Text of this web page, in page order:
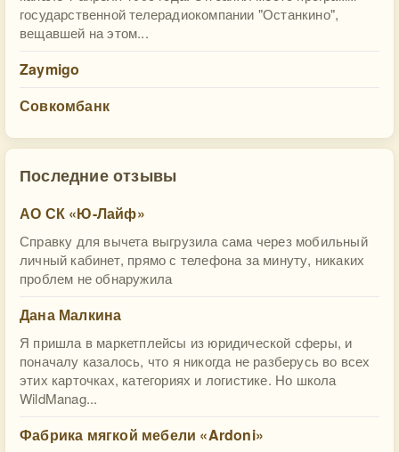
государственной телерадиокомпании "Останкино",
вещавшей на этом...
Zaymigo
Совкомбанк
Последние отзывы
АО СК «Ю-Лайф»
Справку для вычета выгрузила сама через мобильный
личный кабинет, прямо с телефона за минуту, никаких
проблем не обнаружила
Дана Малкина
Я пришла в маркетплейсы из юридической сферы, и
поначалу казалось, что я никогда не разберусь во всех
этих карточках, категориях и логистике. Но школа
WildManag...
Фабрика мягкой мебели «Ardoni»